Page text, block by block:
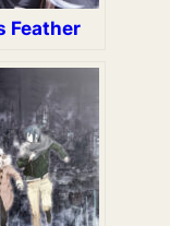
Feather